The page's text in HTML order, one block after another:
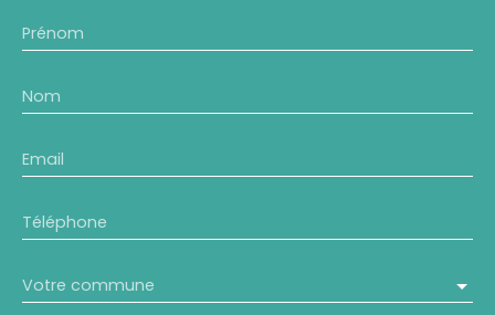
Prénom
Nom
Email
Téléphone
Votre commune